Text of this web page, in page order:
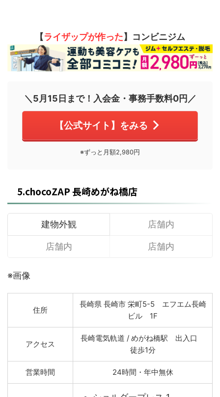
【ライザップが作った】コンビニジム
＼5月15日まで！入会金・事務手数料0円／
【公式サイト】をみる
※ずっと月額2,980円
5.chocoZAP 長崎めがね橋店
建物外観 店舗内
店舗内 店舗内
※画像
住所
長崎県 長崎市 栄町5-5 エフエム長崎
ビル 1F
アクセス
長崎電気軌道 / めがね橋駅 出入口
徒歩1分
営業時間 24時間・年中無休